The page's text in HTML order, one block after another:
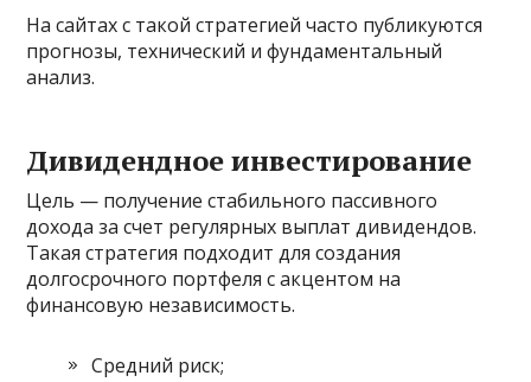
На сайтах с такой стратегией часто публикуются
прогнозы, технический и фундаментальный
анализ.
Дивидендное инвестирование
Цель — получение стабильного пассивного
дохода за счет регулярных выплат дивидендов.
Такая стратегия подходит для создания
долгосрочного портфеля с акцентом на
финансовую независимость.
Средний риск;